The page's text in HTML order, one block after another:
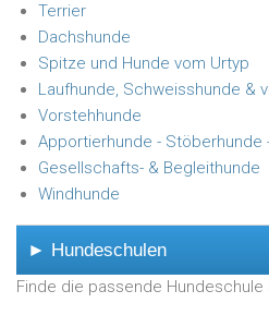
Terrier
Dachshunde
Spitze und Hunde vom Urtyp
Laufhunde, Schweisshunde &
Vorstehhunde
Apportierhunde - Stöberhunde
Gesellschafts- & Begleithunde
Windhunde
► Hundeschulen
Finde die passende Hundeschule